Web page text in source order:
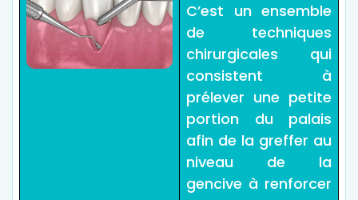
C’est un ensemble
de techniques
chirurgicales qui
consistent à
prélever une petite
portion du palais
afin de la greffer au
niveau de la
gencive à renforcer